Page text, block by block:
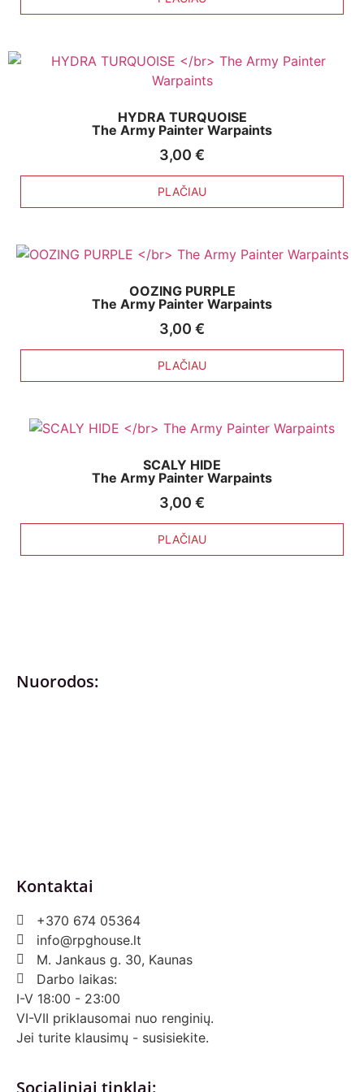
HYDRA TURQUOISE
The Army Painter Warpaints
3,00 €
PLAČIAU
OOZING PURPLE
The Army Painter Warpaints
3,00 €
PLAČIAU
SCALY HIDE
The Army Painter Warpaints
3,00 €
PLAČIAU
Nuorodos:
Kontaktai
+370 674 05364
info@rpghouse.lt
M. Jankaus g. 30, Kaunas
Darbo laikas:
I-V 18:00 - 23:00
VI-VII priklausomai nuo renginių.
Jei turite klausimų - susisiekite.
Socialiniai tinklai: